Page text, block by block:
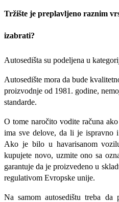
Tržište je preplavljeno raznim
izabrati?
Autosedišta su podeljena u
Autosedište mora da bude
proizvodnje od 1981. godine,
standarde.
O tome naročito vodite računa
ima sve delove, da li je ispravno
Ako je bilo u havarisanom
kupujete novo, uzmite ono sa
garantuje da je proizvedeno u
regulativom Evropske unije.
Na samom autosedištu treba da